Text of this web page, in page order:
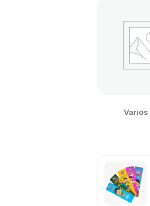
Varios